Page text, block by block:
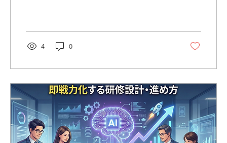
を探している方必見 の内容です。
4 0